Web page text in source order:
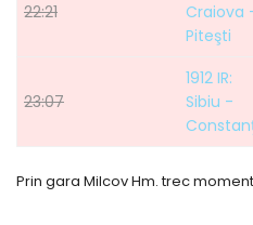
22:21
Craiova
Piteşti
23:07
1912 IR:
Sibiu -
Prin gara Milcov Hm. trec